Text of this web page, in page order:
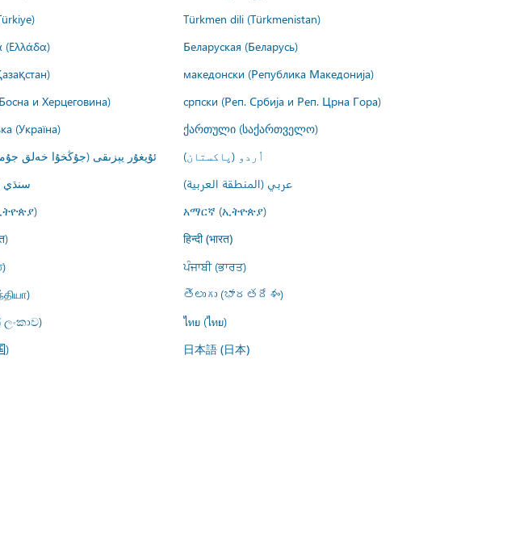
Türkmen dili (Türkmenistan)
(Ελλάδα)
Беларуская (Беларусь)
македонски (Република Македонија)
и Херцеговина)
српски (Реп. Србија и Реп. Црна Гора)
(Україна)
ქართული (საქართველო)
ئۇيغۇر يېزىقى (جۇڭخۇا خەلق
اُردو (پاکستان)
سنڌي
عربي (المنطقة العربية)
አማርኛ (ኢትዮጵያ)
हिन्दी (भारत)
ਪੰਜਾਬੀ (ਭਾਰਤ)
తెలుగు (భారతదేశం)
ලංකාව)
ไทย (ไทย)
) 日本語 (日本)